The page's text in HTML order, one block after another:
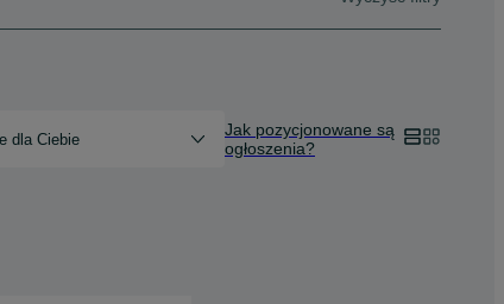
dla Ciebie
Jak pozycjonowane są
ogłoszenia?